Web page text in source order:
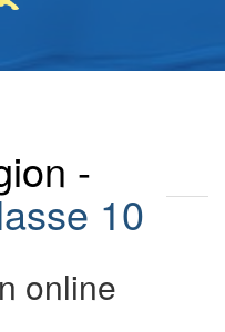
-
10
online